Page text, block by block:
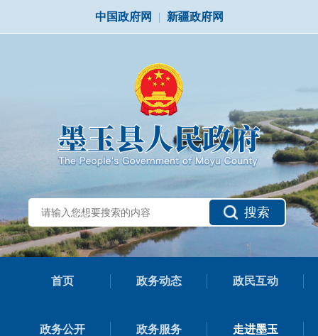
中国政府网 | 新疆政府网
搜索
首页 政务动态 政民互动
政务公开 政务服务 走进墨玉